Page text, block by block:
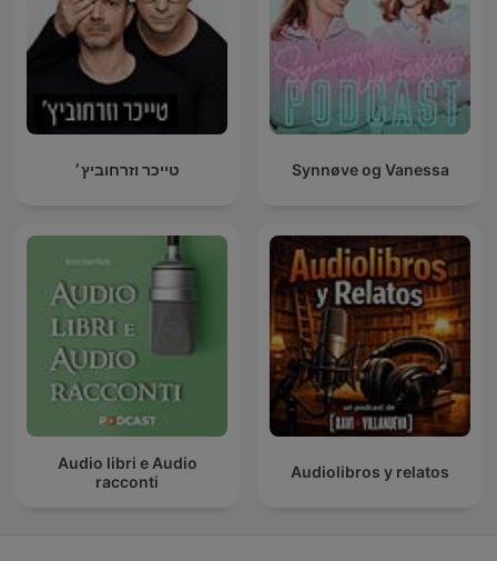
טייכר וזרחוביץ׳ Synnøve og Vanessa
Audio libri e Audio
racconti
Audiolibros y relatos